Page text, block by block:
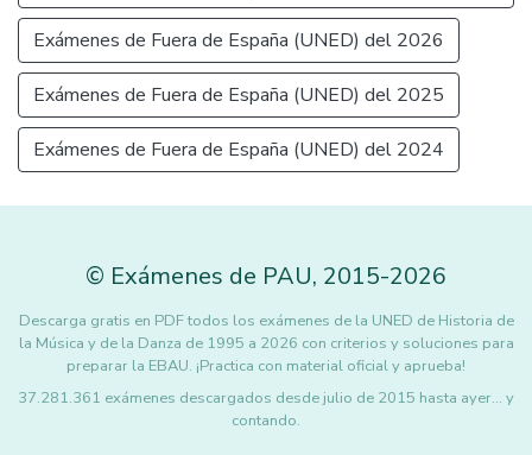
Exámenes de Fuera de España (UNED) del 2026
Exámenes de Fuera de España (UNED) del 2025
Exámenes de Fuera de España (UNED) del 2024
© Exámenes de PAU, 2015-2026
Descarga gratis en PDF todos los exámenes de la UNED de Historia de
la Música y de la Danza de 1995 a 2026 con criterios y soluciones para
preparar la EBAU. ¡Practica con material oficial y aprueba!
37.281.361 exámenes descargados desde julio de 2015 hasta ayer... y
contando.